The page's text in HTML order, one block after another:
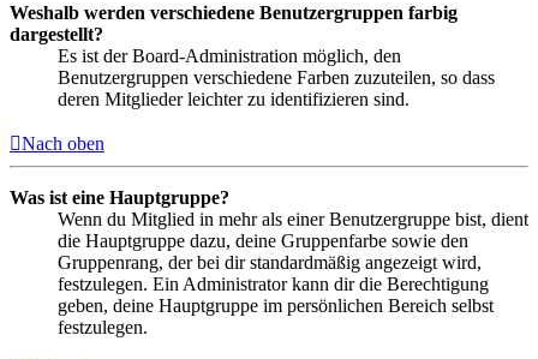
Weshalb werden verschiedene Benutzergruppen farbig
dargestellt?
Es ist der Board-Administration möglich, den
Benutzergruppen verschiedene Farben zuzuteilen, so dass
deren Mitglieder leichter zu identifizieren sind.
Nach oben
Was ist eine Hauptgruppe?
Wenn du Mitglied in mehr als einer Benutzergruppe bist, dient
die Hauptgruppe dazu, deine Gruppenfarbe sowie den
Gruppenrang, der bei dir standardmäßig angezeigt wird,
festzulegen. Ein Administrator kann dir die Berechtigung
geben, deine Hauptgruppe im persönlichen Bereich selbst
festzulegen.